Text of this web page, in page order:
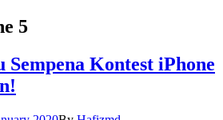
5
Sempena Kontest iPhone